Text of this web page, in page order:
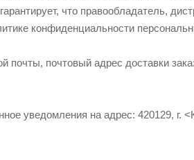
что правообладатель,
конфиденциальности
почтовый адрес доставки
уведомления на адрес: 420129, г.